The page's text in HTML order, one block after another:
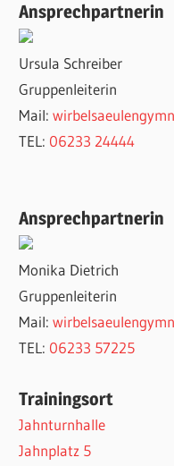
Ansprechpartnerin
Ursula Schreiber
Gruppenleiterin
Mail:
TEL: 06233 24444
Ansprechpartnerin
Monika Dietrich
Gruppenleiterin
Mail:
TEL: 06233 57225
Trainingsort
Jahnturnhalle
Jahnplatz 5